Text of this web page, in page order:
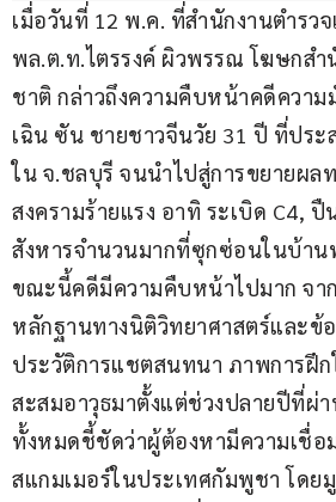
เมื่อวันที่ 12 พ.ค. ที่สำนักงานตำรว
พล.ต.ท.ไตรรงค์ ผิวพรรณ โฆษกสำ
ชาติ กล่าวถึงความคืบหน้าคดีควา
เฉิน ซัน ชายชาวจีนวัย 31 ปี ที่ประ
ใน จ.ชลบุรี จนนำไปสู่การขยายผล
สงครามร้ายแรง อาทิ ระเบิด C4, ปื
สังหารจำนวนมากที่ซุกซ่อนในบ้าน
ขณะนี้คดีมีความคืบหน้าไปมาก จา
หลักฐานทางนิติวิทยาศาสตร์และข้
ประวัติการแชตสนทนา ภาพการฝึก
สะสมอาวุธมาตั้งแต่ช่วงปลายปีที่ผ่
ทั้งหมดชี้ชัดว่าผู้ต้องหามีความเชื่อ
สแกมเมอร์ในประเทศกัมพูชา โดย